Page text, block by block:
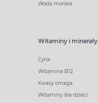
Woda morska
Witaminy i minerały
Cynk
Witamina B12
Kwasy omega
Witaminy dla dzieci